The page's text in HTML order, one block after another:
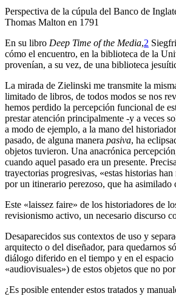
Perspectiva de la cúpula del Banco de
Thomas Malton en 1791
En su libro Deep Time of the Media,2
cómo el encuentro, en la biblioteca de la
provenían, a su vez, de una biblioteca
La mirada de Zielinski me transmite la
limitado de libros, de todos modos se nos
hemos perdido la percepción funcional de
prestar atención principalmente -y a veces
a modo de ejemplo, a la mano del
pasado, de alguna manera pasiva, ha
objetos tuvieron. Una anacrónica
cuando aquel pasado era un presente.
trayectorias progresivas, «estas historias
por un itinerario perezoso, que ha asimilado
Este «laissez faire» de los historiadores de
revisionismo activo, un necesario discurso
Desaparecidos sus contextos de uso y
arquitecto o del diseñador, para quedarnos
diálogo diferido en el tiempo y en el espacio
«audiovisuales») de estos objetos que no
¿Es posible entender estos tratados y